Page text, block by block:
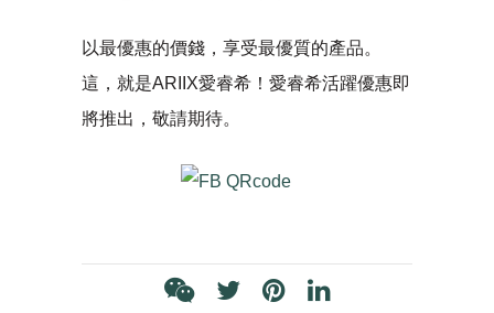
以最優惠的價錢，享受最優質的產品。
這，就是ARIIX愛睿希！愛睿希活躍優惠即
將推出，敬請期待。